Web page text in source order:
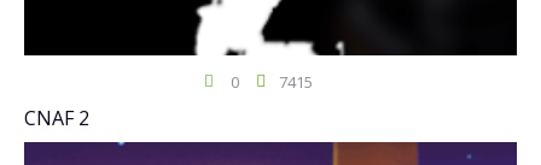
0 7415
CNAF 2